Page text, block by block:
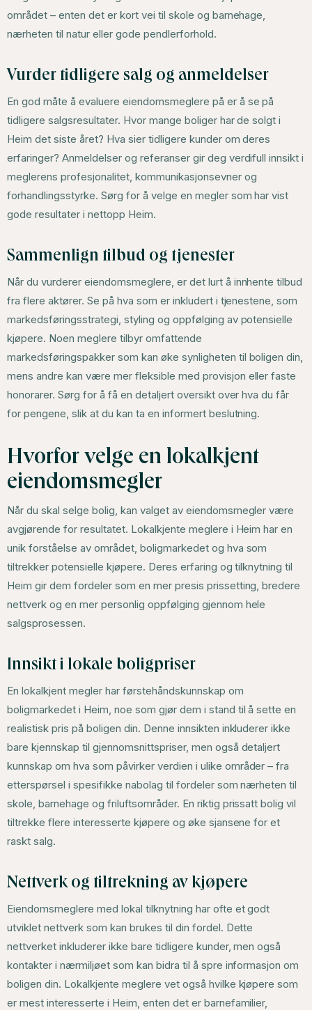
området – enten det er kort vei til skole og barnehage,
nærheten til natur eller gode pendlerforhold.
Vurder tidligere salg og anmeldelser
En god måte å evaluere eiendomsmeglere på er å se på
tidligere salgsresultater. Hvor mange boliger har de solgt i
Heim det siste året? Hva sier tidligere kunder om deres
erfaringer? Anmeldelser og referanser gir deg verdifull innsikt i
meglerens profesjonalitet, kommunikasjonsevner og
forhandlingsstyrke. Sørg for å velge en megler som har vist
gode resultater i nettopp Heim.
Sammenlign tilbud og tjenester
Når du vurderer eiendomsmeglere, er det lurt å innhente tilbud
fra flere aktører. Se på hva som er inkludert i tjenestene, som
markedsføringsstrategi, styling og oppfølging av potensielle
kjøpere. Noen meglere tilbyr omfattende
markedsføringspakker som kan øke synligheten til boligen din,
mens andre kan være mer fleksible med provisjon eller faste
honorarer. Sørg for å få en detaljert oversikt over hva du får
for pengene, slik at du kan ta en informert beslutning.
Hvorfor velge en lokalkjent
eiendomsmegler
Når du skal selge bolig, kan valget av eiendomsmegler være
avgjørende for resultatet. Lokalkjente meglere i Heim har en
unik forståelse av området, boligmarkedet og hva som
tiltrekker potensielle kjøpere. Deres erfaring og tilknytning til
Heim gir dem fordeler som en mer presis prissetting, bredere
nettverk og en mer personlig oppfølging gjennom hele
salgsprosessen.
Innsikt i lokale boligpriser
En lokalkjent megler har førstehåndskunnskap om
boligmarkedet i Heim, noe som gjør dem i stand til å sette en
realistisk pris på boligen din. Denne innsikten inkluderer ikke
bare kjennskap til gjennomsnittspriser, men også detaljert
kunnskap om hva som påvirker verdien i ulike områder – fra
etterspørsel i spesifikke nabolag til fordeler som nærheten til
skole, barnehage og friluftsområder. En riktig prissatt bolig vil
tiltrekke flere interesserte kjøpere og øke sjansene for et
raskt salg.
Nettverk og tiltrekning av kjøpere
Eiendomsmeglere med lokal tilknytning har ofte et godt
utviklet nettverk som kan brukes til din fordel. Dette
nettverket inkluderer ikke bare tidligere kunder, men også
kontakter i nærmiljøet som kan bidra til å spre informasjon om
boligen din. Lokalkjente meglere vet også hvilke kjøpere som
er mest interesserte i Heim, enten det er barnefamilier,